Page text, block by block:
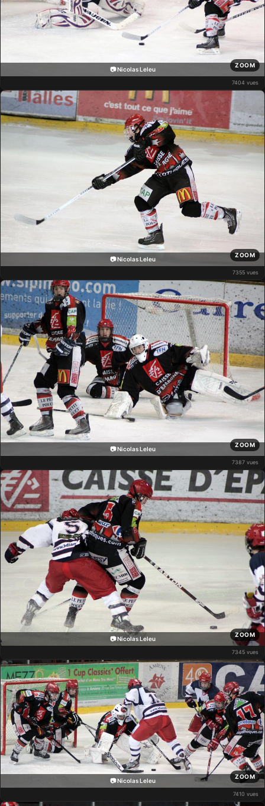
📷 Nicolas Leleu
ZOOM
7404 vues
📷 Nicolas Leleu
ZOOM
7355 vues
📷 Nicolas Leleu
ZOOM
7387 vues
📷 Nicolas Leleu
ZOOM
7345 vues
📷 Nicolas Leleu
ZOOM
7410 vues